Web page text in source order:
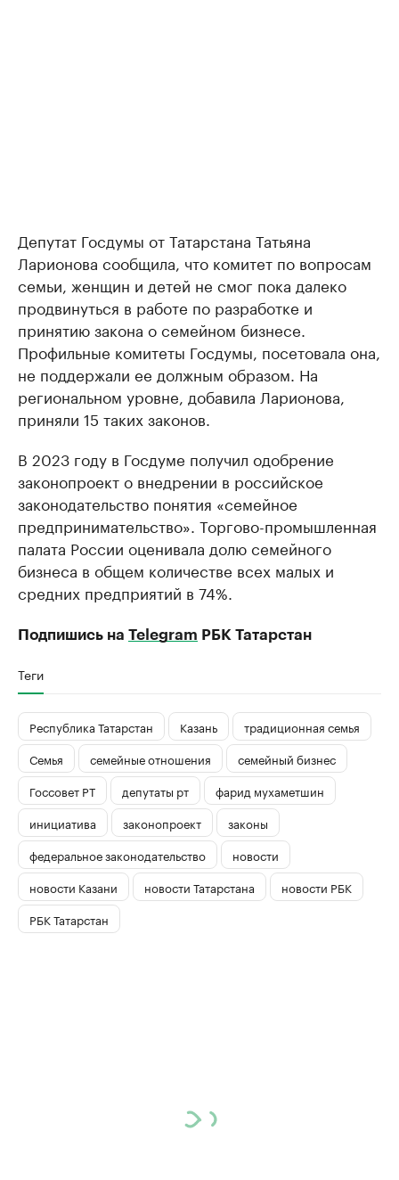
Депутат Госдумы от Татарстана Татьяна
Ларионова сообщила, что комитет по вопросам
семьи, женщин и детей не смог пока далеко
продвинуться в работе по разработке и
принятию закона о семейном бизнесе.
Профильные комитеты Госдумы, посетовала она,
не поддержали ее должным образом. На
региональном уровне, добавила Ларионова,
приняли 15 таких законов.
В 2023 году в Госдуме получил одобрение
законопроект о внедрении в российское
законодательство понятия «семейное
предпринимательство». Торгово-промышленная
палата России оценивала долю семейного
бизнеса в общем количестве всех малых и
средних предприятий в 74%.
Подпишись на Telegram РБК Татарстан
Теги
Республика Татарстан Казань
традиционная семья
Семья
семейные отношения
семейный бизнес
Госсовет РТ
депутаты рт
фарид мухаметшин
инициатива
законопроект
законы
федеральное законодательство
новости
новости Казани
новости Татарстана
новости РБК
РБК Татарстан